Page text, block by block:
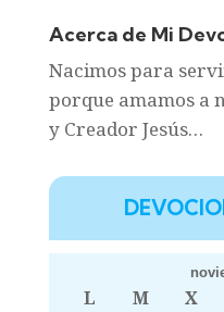
Acerca de Mi
Nacimos para
porque amamos a
y Creador Jesús…
L M X